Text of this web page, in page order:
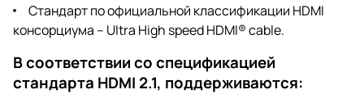
Стандарт по официальной классификации HDMI
консорциума – Ultra High speed HDMI® cable.
В соответствии со спецификацией
стандарта HDMI 2.1, поддерживаются: